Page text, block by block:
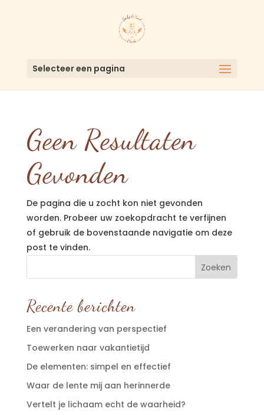
Selecteer een pagina
Geen Resultaten
Gevonden
De pagina die u zocht kon niet gevonden
worden. Probeer uw zoekopdracht te verfijnen
of gebruik de bovenstaande navigatie om deze
post te vinden.
Recente berichten
Een verandering van perspectief
Toewerken naar vakantietijd
De elementen: simpel en effectief
Waar de lente mij aan herinnerde
Vertelt je lichaam echt de waarheid?